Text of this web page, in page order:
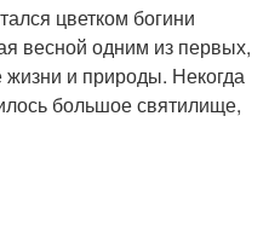
цветком богини
весной одним из первых,
и природы. Некогда
большое святилище,